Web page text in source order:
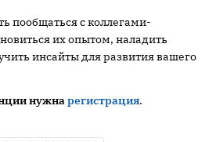
пообщаться с коллегами-
их опытом, наладить
инсайты для развития вашего
нужна регистрация.